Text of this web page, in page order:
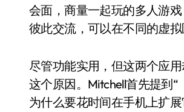
会面，商量一起玩的多人游
彼此交流，可以在不同的虚
尽管功能实用，但这两个应
这个原因。Mitchell首先提到“
为什么要花时间在手机上扩